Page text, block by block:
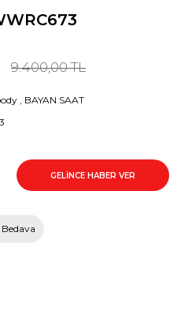
9.400,00 TL
, BAYAN SAAT
GELİNCE HABER VER